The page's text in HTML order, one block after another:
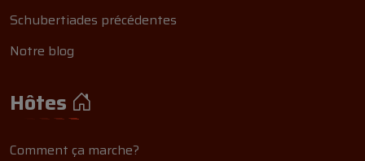
Schubertiades précédentes
Notre blog
Hôtes
Comment ça marche?